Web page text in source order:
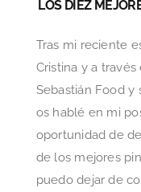
LOS DIEZ
Tras mi reciente
Cristina y a
Sebastián Food y
os hablé en mi
oportunidad de
de los mejores
puedo dejar de